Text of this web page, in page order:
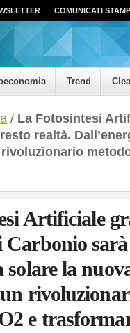
COMUNICATI
Trend
/ La Fotosintesi
realtà.
Artificiale
solare la
e